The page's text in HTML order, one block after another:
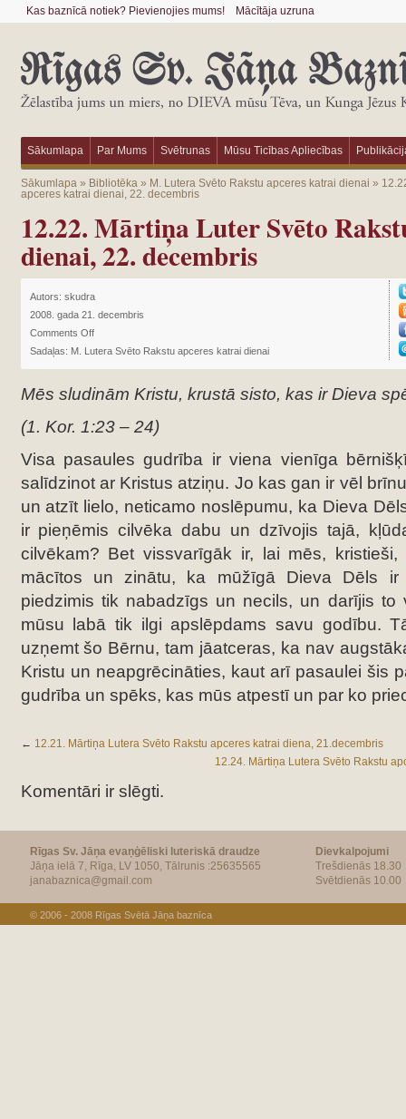
Kas baznīcā notiek? Pievienojies mums! Mācītāja uzruna
Sākumlapa Par Mums Svētrunas Mūsu Ticības Apliecības
Sākumlapa» Bibliotēka» M. Lutera Svēto Rakstu apceres katrai dienai »
apceres katrai dienai, 22. decembris
12.22. Mārtiņa Luter Svēto
dienai, 22. decembris
Autors: skudra
2008. gada 21. decembris
Comments Off
Sadaļas: M. Lutera Svēto Rakstu apceres katrai dienai
Mēs sludinām Kristu, krustā sisto, kas ir Dieva
(1. Kor. 1:23 – 24)
Visa pasaules gudrība ir viena vienīga
salīdzinot ar Kristus atziņu. Jo kas gan ir vēl
un atzīt lielo, neticamo noslēpumu, ka Dieva
ir pieņēmis cilvēka dabu un dzīvojis tajā,
cilvēkam? Bet vissvarīgāk ir, lai mēs,
mācītos un zinātu, ka mūžīgā Dieva Dēls ir
piedzimis tik nabadzīgs un necils, un darījis to
mūsu labā tik ilgi apslēpdams savu godību.
uzņemt šo Bērnu, tam jāatceras, ka nav
Kristu un neapgrēcināties, kaut arī pasaulei šis
gudrība un spēks, kas mūs atpestī un par ko
← 12.21. Mārtiņa Lutera Svēto Rakstu apceres katrai diena, 21.decembris
12.24. Mārtiņa Lutera Svēto Rakstu
Komentāri ir slēgti.
Rīgas Sv. Jāņa evaņģēliski luteriskā draudze
Jāņa ielā 7, Rīga, LV 1050, Tālrunis :25635565
janabaznica@gmail.com
Dievkalpojumi
Trešdienās 18.30
Svētdienās 10.00
© 2006 - 2008 Rīgas Svētā Jāņa baznīca